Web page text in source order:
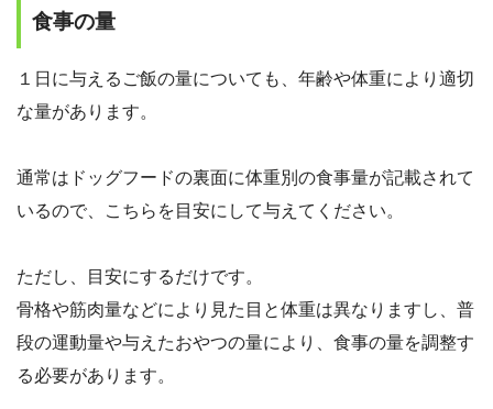
食事の量
１日に与えるご飯の量についても、年齢や体重により適切
な量があります。
通常はドッグフードの裏面に体重別の食事量が記載されて
いるので、こちらを目安にして与えてください。
ただし、目安にするだけです。
骨格や筋肉量などにより見た目と体重は異なりますし、普
段の運動量や与えたおやつの量により、食事の量を調整す
る必要があります。